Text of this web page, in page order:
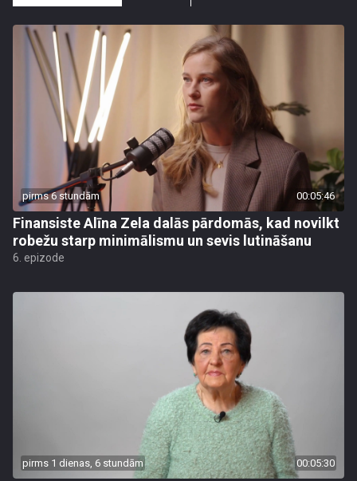
pirms 6 stundām 00:05:46
Finansiste Alīna Zela dalās pārdomās, kad novilkt
robežu starp minimālismu un sevis lutināšanu
6. epizode
pirms 1 dienas, 6 stundām 00:05:30